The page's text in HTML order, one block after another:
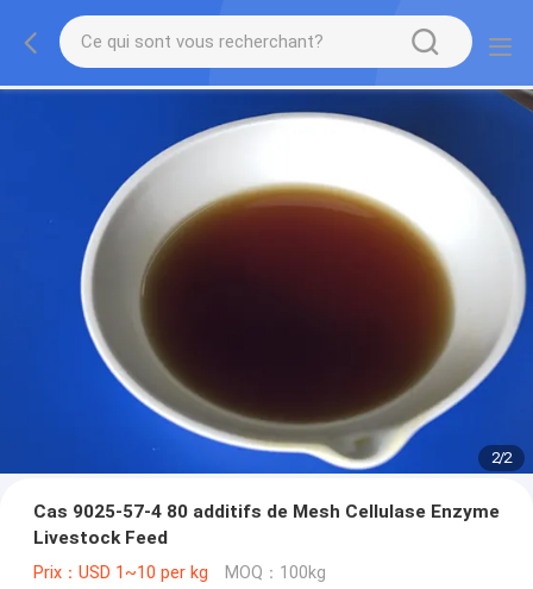
2/2
Cas 9025-57-4 80 additifs de Mesh Cellulase Enzyme
Livestock Feed
Prix：USD 1~10 per kg MOQ：100kg